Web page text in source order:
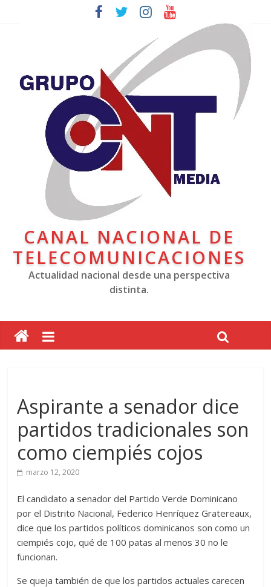
CANAL NACIONAL DE
TELECOMUNICACIONES
Actualidad nacional desde una perspectiva
distinta.
Aspirante a senador dice
partidos tradicionales son
como ciempiés cojos
marzo 12, 2020
El candidato a senador del Partido Verde Dominicano
por el Distrito Nacional, Federico Henríquez Gratereaux,
dice que los partidos políticos dominicanos son como un
ciempiés cojo, qué de 100 patas al menos 30 no le
funcionan.
Se queja también de que los partidos actuales carecen